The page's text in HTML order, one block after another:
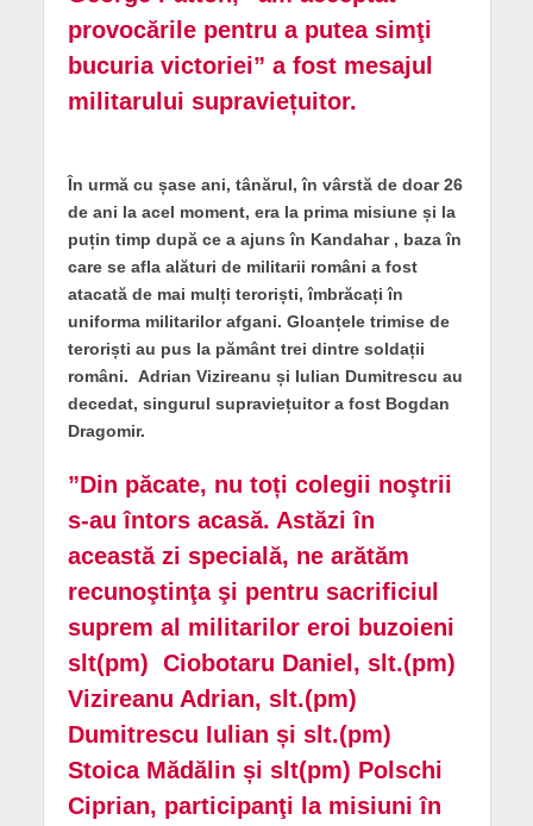
provocările pentru a putea simţi
bucuria victoriei” a fost mesajul
militarului supraviețuitor.
În urmă cu șase ani, tânărul, în vârstă de doar 26
de ani la acel moment, era la prima misiune și la
puțin timp după ce a ajuns în Kandahar , baza în
care se afla alături de militarii români a fost
atacată de mai mulți teroriști, îmbrăcați în
uniforma militarilor afgani. Gloanțele trimise de
teroriști au pus la pământ trei dintre soldații
români. Adrian Vizireanu și Iulian Dumitrescu au
decedat, singurul supraviețuitor a fost Bogdan
Dragomir.
”Din păcate, nu toți colegii noştrii
s-au întors acasă. Astăzi în
această zi specială, ne arătăm
recunoştinţa şi pentru sacrificiul
suprem al militarilor eroi buzoieni
slt(pm) Ciobotaru Daniel, slt.(pm)
Vizireanu Adrian, slt.(pm)
Dumitrescu Iulian și slt.(pm)
Stoica Mădălin și slt(pm) Polschi
Ciprian, participanţi la misiuni în